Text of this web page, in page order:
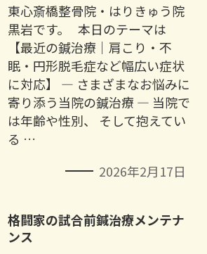
東心斎橋整骨院・はりきゅう院
黒岩です。 本日のテーマは
【最近の鍼治療｜肩こり・不
眠・円形脱毛症など幅広い症状
に対応】 ― さまざまなお悩みに
寄り添う当院の鍼治療 ― 当院で
は年齢や性別、 そして抱えてい
る …
2026年2月17日
格闘家の試合前鍼治療メンテナ
ンス